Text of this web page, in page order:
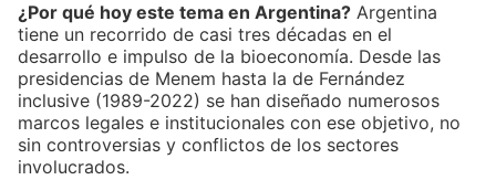
¿Por qué hoy este tema en Argentina? Argentina
tiene un recorrido de casi tres décadas en el
desarrollo e impulso de la bioeconomía. Desde las
presidencias de Menem hasta la de Fernández
inclusive (1989-2022) se han diseñado numerosos
marcos legales e institucionales con ese objetivo, no
sin controversias y conflictos de los sectores
involucrados.